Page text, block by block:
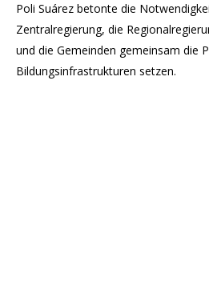
Poli Suárez betonte die
Zentralregierung, die
und die Gemeinden gemeinsam die
Bildungsinfrastrukturen setzen.